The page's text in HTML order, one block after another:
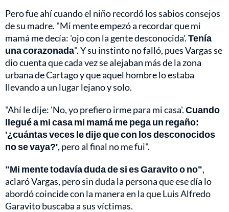
Pero fue ahí cuando el niño recordó los sabios consejos
de su madre. "Mi mente empezó a recordar que mi
mamá me decía: 'ojo con la gente desconocida'.Tenía
una corazonada". Y su instinto no falló, pues Vargas se
dio cuenta que cada vez se alejaban más de la zona
urbana de Cartago y que aquel hombre lo estaba
llevando a un lugar lejano y solo.
"Ahí le dije: 'No, yo prefiero irme para mi casa'.Cuando
llegué a mi casa mi mamá me pega un regaño:
'¿cuántas veces le dije que con los desconocidos
no se vaya?', pero al final no me fui".
"Mi mente todavía duda de si es Garavito o no",
aclaró Vargas, pero sin duda la persona que ese día lo
abordó coincide con la manera en la que Luis Alfredo
Garavito buscaba a sus víctimas.